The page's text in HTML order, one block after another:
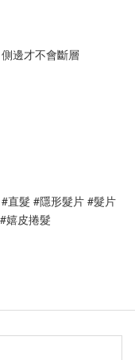
邊才不會斷層
直髮 #隱形髮片 #髮片
嬉皮捲髮